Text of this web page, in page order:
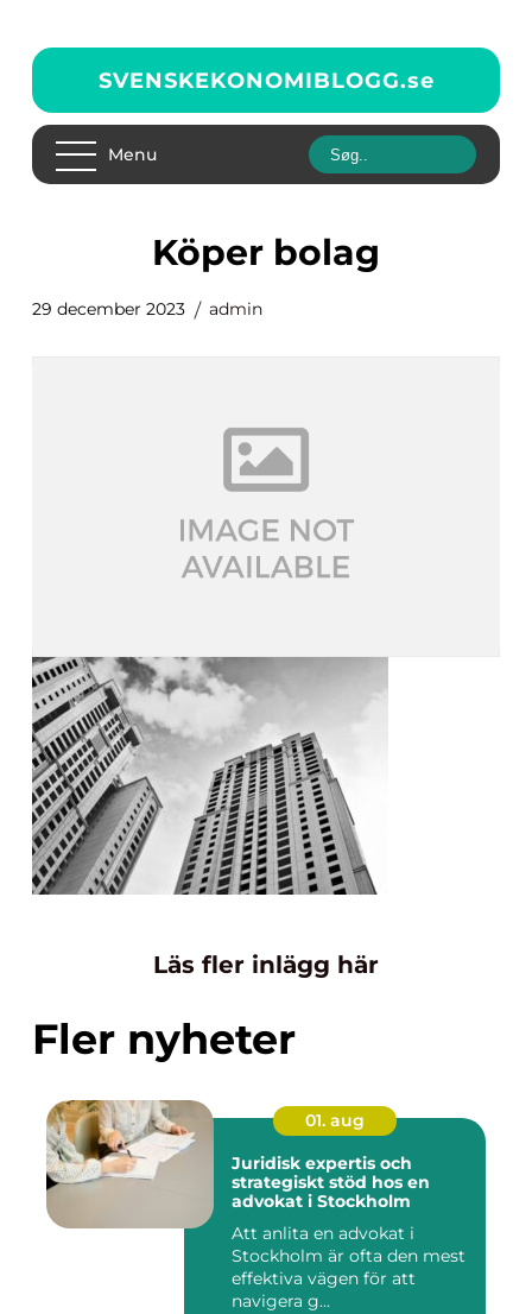
SVENSKEKONOMIBLOGG.se
Menu
köper bolag
29 december 2023 admin
Läs fler inlägg här
Fler nyheter
01. aug
Juridisk expertis och
strategiskt stöd hos en
advokat i Stockholm
Att anlita en advokat i
Stockholm är ofta den mest
effektiva vägen för att
navigera g...